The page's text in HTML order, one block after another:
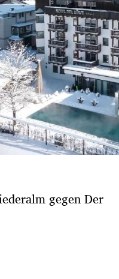
gegen Der